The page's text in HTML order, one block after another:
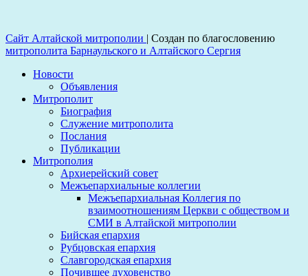
Сайт Алтайской митрополии | Создан по благословению
митрополита Барнаульского и Алтайского Сергия
Новости
Объявления
Митрополит
Биография
Служение митрополита
Послания
Публикации
Митрополия
Архиерейский совет
Межъепархиальные коллегии
Межъепархиальная Коллегия по
взаимоотношениям Церкви с обществом и
СМИ в Алтайской митрополии
Бийская епархия
Рубцовская епархия
Славгородская епархия
Почившее духовенство